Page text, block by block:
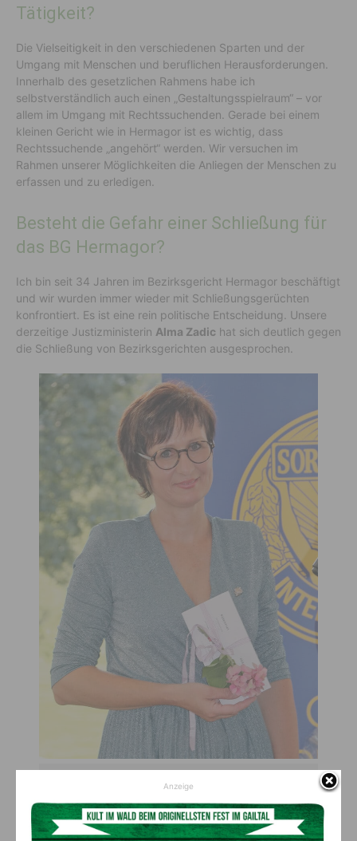
Tätigkeit?
Die Vielseitigkeit in den verschiedenen Sparten und der
Umgang mit Menschen und beruflichen Herausforderungen.
Innerhalb des gesetzlichen Rahmens habe ich
selbstverständlich auch einen „Gestaltungsspielraum“ – vor
allem im Umgang mit Rechtssuchenden. Gerade bei einem
kleinen Gericht wie in Hermagor ist es wichtig, dass
Rechtssuchende „angehört“ werden. Wir versuchen im
Rahmen unserer Möglichkeiten die Anliegen der Menschen zu
erfassen und zu erledigen.
Besteht die Gefahr einer Schließung für
das BG Hermagor?
Ich bin seit 34 Jahren im Bezirksgericht Hermagor beschäftigt
und wir wurden immer wieder mit Schließungsgerüchten
konfrontiert. Es ist eine rein politische Entscheidung. Unsere
derzeitige Justizministerin Alma Zadic hat sich deutlich gegen
die Schließung von Bezirksgerichten ausgesprochen.
einen „Namen“
Anzeige